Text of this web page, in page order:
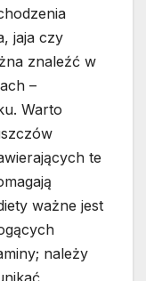
jaja czy
znaleźć w
–
Warto
te
ważne jest
należy